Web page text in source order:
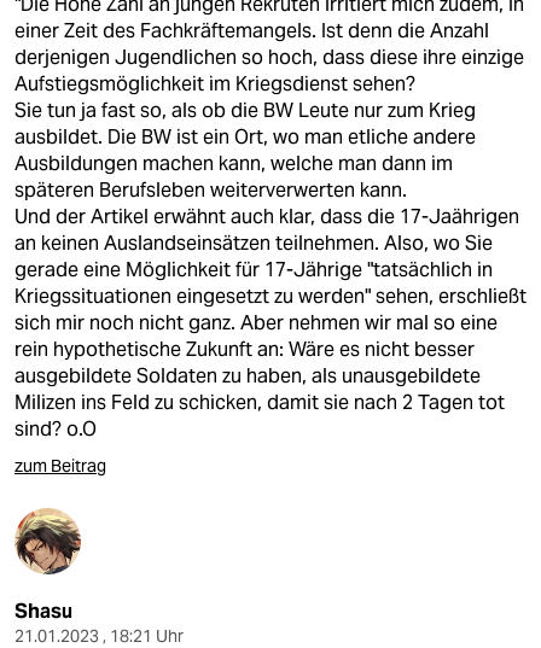
einer Zeit des Fachkräftemangels. Ist denn die Anzahl
derjenigen Jugendlichen so hoch, dass diese ihre einzige
Aufstiegsmöglichkeit im Kriegsdienst sehen?
Sie tun ja fast so, als ob die BW Leute nur zum Krieg
ausbildet. Die BW ist ein Ort, wo man etliche andere
Ausbildungen machen kann, welche man dann im
späteren Berufsleben weiterverwerten kann.
Und der Artikel erwähnt auch klar, dass die 17-Jaährigen
an keinen Auslandseinsätzen teilnehmen. Also, wo Sie
gerade eine Möglichkeit für 17-Jährige "tatsächlich in
Kriegssituationen eingesetzt zu werden" sehen, erschließt
sich mir noch nicht ganz. Aber nehmen wir mal so eine
rein hypothetische Zukunft an: Wäre es nicht besser
ausgebildete Soldaten zu haben, als unausgebildete
Milizen ins Feld zu schicken, damit sie nach 2 Tagen tot
sind? o.O
zum Beitrag
Shasu
21.01.2023 , 18:21 Uhr